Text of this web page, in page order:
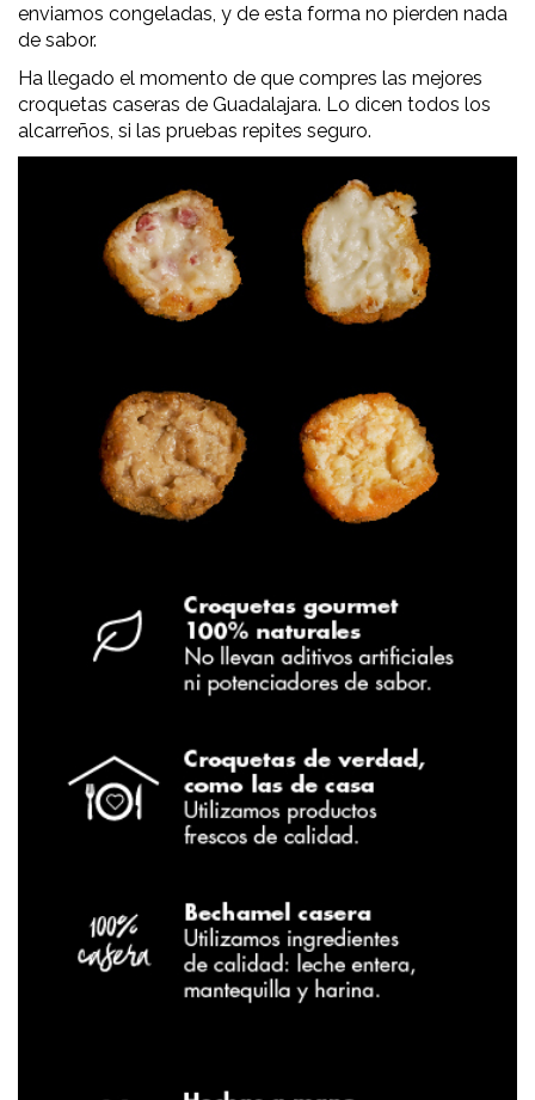
enviamos congeladas, y de esta forma no pierden nada
de sabor.
Ha llegado el momento de que compres las mejores
croquetas caseras de Guadalajara. Lo dicen todos los
alcarreños, si las pruebas repites seguro.